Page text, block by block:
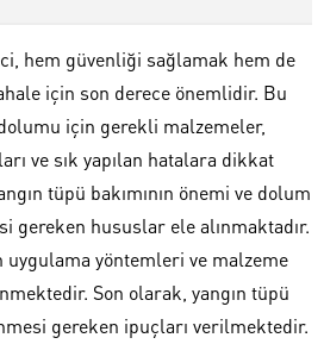
hem güvenliği sağlamak hem de
için son derece önemlidir. Bu
için gerekli malzemeler,
ve sık yapılan hatalara dikkat
tüpü bakımının önemi ve dolum
gereken hususlar ele alınmaktadır.
uygulama yöntemleri ve malzeme
Son olarak, yangın tüpü
gereken ipuçları verilmektedir.